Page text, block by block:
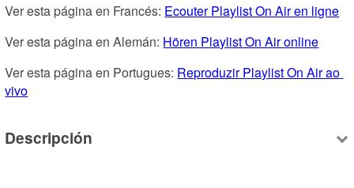
Ver esta página en Francés: Ecouter Playlist On Air en ligne
Ver esta página en Alemán: Hören Playlist On Air online
Ver esta página en Portugues: Reproduzir Playlist On Air ao
vivo
Descripción